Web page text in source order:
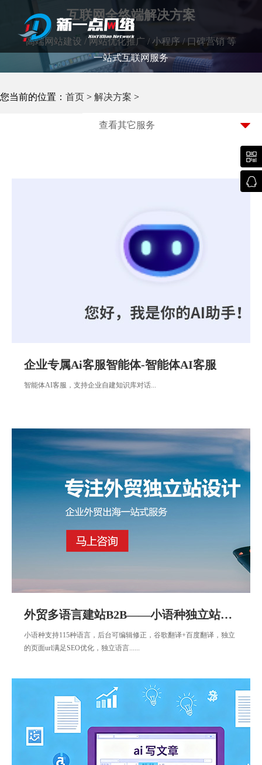
武汉网站建设
互联网全终端解决方案
高端网站建设 / 网站优化推广 / 小程序 / 口碑营销 等
一站式互联网服务
您当前的位置： 首页 > 解决方案 >
查看其它服务
企业专属Ai客服智能体-智能体AI客服
智能体AI客服，支持企业自建知识库对话...
外贸多语言建站B2B——小语种独立站商城B2C
小语种支持115种语言，后台可编辑修正，谷歌翻译+百度翻译，独立
的页面url满足SEO优化，独立语言......

